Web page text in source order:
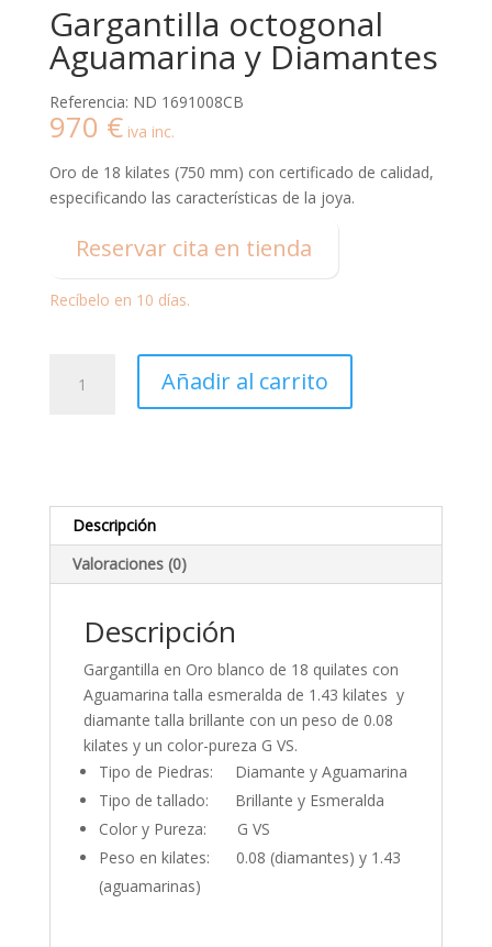
Gargantilla octogonal
Aguamarina y Diamantes
Referencia: ND 1691008CB
970 € iva inc.
Oro de 18 kilates (750 mm) con certificado de calidad,
especificando las características de la joya.
Reservar cita en tienda
Recíbelo en 10 días.
octogonal
Añadir al carrito
Descripción
Valoraciones (0)
Descripción
Gargantilla en Oro blanco de 18 quilates con
Aguamarina talla esmeralda de 1.43 kilates y
diamante talla brillante con un peso de 0.08
kilates y un color-pureza G VS.
Tipo de Piedras: Diamante y Aguamarina
Tipo de tallado: Brillante y Esmeralda
Color y Pureza: G VS
Peso en kilates: 0.08 (diamantes) y 1.43
(aguamarinas)